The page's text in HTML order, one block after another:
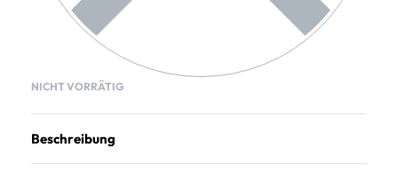
NICHT VORRÄTIG
Beschreibung